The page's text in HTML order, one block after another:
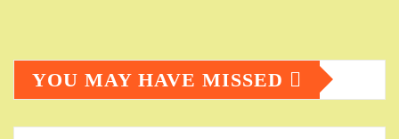
YOU MAY HAVE MISSED